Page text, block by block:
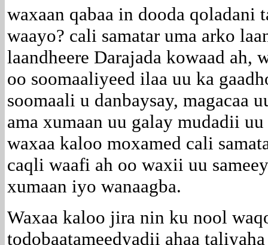
waxaan qabaa in dooda qoladani
waayo? cali samatar uma arko
laandheere Darajada kowaad ah,
oo soomaaliyeed ilaa uu ka
soomaali u danbaysay, magacaa
ama xumaan uu galay mudadii
waxaa kaloo moxamed cali
caqli waafi ah oo waxii uu
xumaan iyo wanaagba.
Waxaa kaloo jira nin ku nool
todobaatameedyadii ahaa